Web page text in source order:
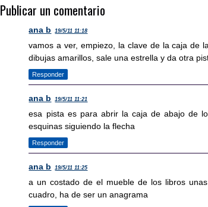
Publicar un comentario
ana b 19/5/11 11:18
vamos a ver, empiezo, la clave de la caja de
dibujas amarillos, sale una estrella y da otra
Responder
ana b 19/5/11 11:21
esa pista es para abrir la caja de abajo de
esquinas siguiendo la flecha
Responder
ana b 19/5/11 11:25
a un costado de el mueble de los libros
cuadro, ha de ser un anagrama